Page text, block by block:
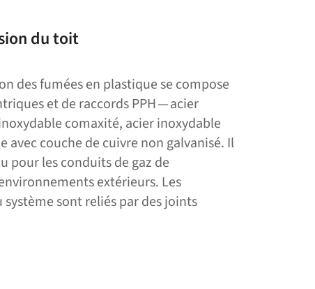
du toit
des fumées en plastique se compose
et de raccords PPH — acier
comaxité, acier inoxydable
avec couche de cuivre non galvanisé. Il
pour les conduits de gaz de
extérieurs. Les
sont reliés par des joints